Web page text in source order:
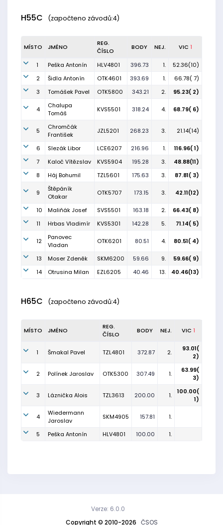
H55C (započteno závodů:4)
MÍSTO JMÉNO
REG.
ČÍSLO
BODY NEJ. VIC 1
1 Peška Antonín HLV4801 396.73 1.
52.36(10)
2
Šidla Antonín OTK4601 393.69 1.
66.78( 7)
3
Tomášek Pavel OTK5800 343.21 2. 95.23( 2)
4
Chalupa
Tomáš
KVS5501 318.24 4. 68.79( 6)
5
Chromčák
František
JZL5201 268.23 3. 21.14(14)
6 Slezák Libor LCE6207 216.96 1.
116.96( 1)
7
Kaloč Vítězslav KVS5904 195.28 3.
48.88(11)
8
Háj Bohumil TZL5601 175.63 3. 87.81( 3)
9
Štěpáník
Otakar
OTK5707 173.15 3. 42.11(12)
10 Maliňák Josef SVS5501 163.18 2.
66.43( 8)
11
Hrbas Vladimír KVS5301 142.28 5. 71.14( 5)
12
Panovec
Vladan
OTK6201 80.51 4. 80.51( 4)
13 Moser Zdeněk SKM6200 59.66 9.
59.66( 9)
14
Otrusina Milan EZL6205 40.46 13. 40.46(13)
H65C (započteno závodů:4)
MÍSTO JMÉNO
REG.
ČÍSLO
BODY NEJ. VIC 1
1 Šmakal Pavel TZL4801 372.87 2.
93.01(
2)
2 Polínek Jaroslav OTK5300 307.49 1.
63.99(
3)
3 Láznička Alois TZL3613 200.00 1.
100.00(
1)
4
Wiedermann
Jaroslav
SKM4905 157.81 1.
5 Peška Antonín HLV4801 100.00 1.
Copyright © 2010-2026 ČSOS
Verze: 6.0.0